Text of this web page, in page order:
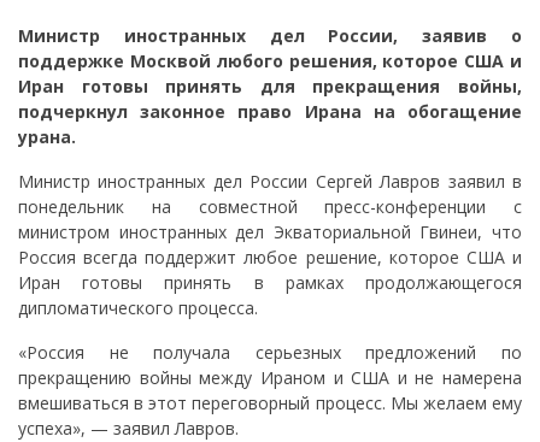
Министр иностранных дел России, заявив о
поддержке Москвой любого решения, которое США и
Иран готовы принять для прекращения войны,
подчеркнул законное право Ирана на обогащение
урана.
Министр иностранных дел России Сергей Лавров заявил в
понедельник на совместной пресс-конференции с
министром иностранных дел Экваториальной Гвинеи, что
Россия всегда поддержит любое решение, которое США и
Иран готовы принять в рамках продолжающегося
дипломатического процесса.
«Россия не получала серьезных предложений по
прекращению войны между Ираном и США и не намерена
вмешиваться в этот переговорный процесс. Мы желаем ему
успеха», — заявил Лавров.